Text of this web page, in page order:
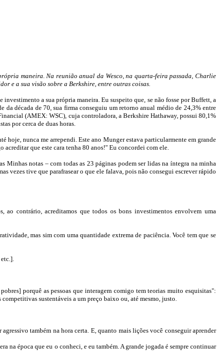
maneira. Na reunião anual da Wesco, na quarta-feira passada,Charlie
e a sua visão sobre a Berkshire, entre outras coisas.
investimento a sua própria maneira. Eu suspeito que, se não fosse porBuffett, a
da década de 70, sua firma conseguiu um retorno anual médio de 24,3% entre
(AMEX: WSC), cuja controladora, aBerkshire Hathaway, possui 80,1%
por cerca de duas horas.
hoje, nunca me arrependi. Este ano Mungerestava particularmente em grande
que este cara tenha 80 anos!" Eu concordei com ele.
Minhas notas – com todas as 23 páginas podem ser lidas na íntegra na minha
vezes tive que parafrasear o que ele falava, pois não consegui escrever rápido
ao contrário, acreditamos que todos os bons investimentos envolvem uma
, mas sim com uma quantidade extrema de paciência. Você tem que se
porquê as pessoas que interagem comigo tem teorias muito esquisitas":
competitivas sustentáveis a um preço baixo ou, até mesmo, justo.
também na hora certa. E, quanto mais lições você conseguir aprender
na época que eu o conheci, e eu também. A grande jogada é sempre continuar